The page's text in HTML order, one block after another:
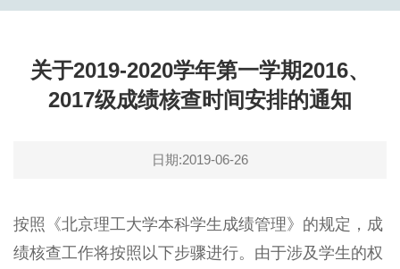
关于2019-2020学年第一学期2016、
2017级成绩核查时间安排的通知
日期:2019-06-26
按照《北京理工大学本科学生成绩管理》的规定，成
绩核查工作将按照以下步骤进行。由于涉及学生的权